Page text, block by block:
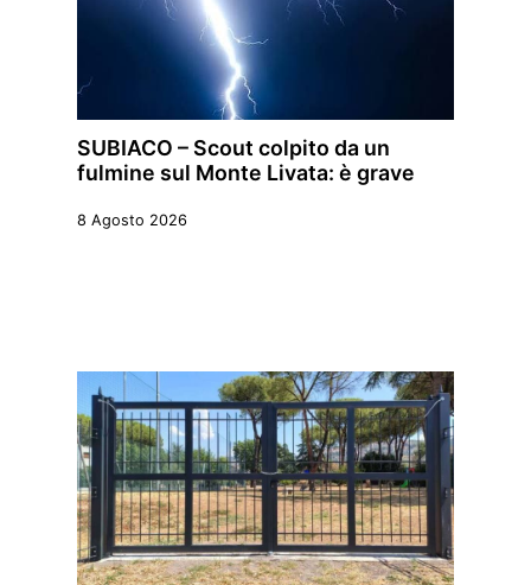
SUBIACO – Scout colpito da un
fulmine sul Monte Livata: è grave
8 Agosto 2026